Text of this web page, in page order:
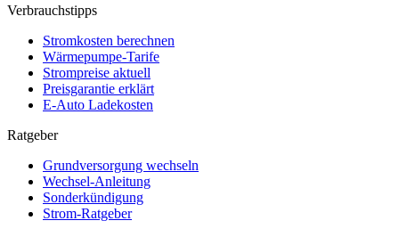
Verbrauchstipps
Stromkosten berechnen
Wärmepumpe-Tarife
Strompreise aktuell
Preisgarantie erklärt
E-Auto Ladekosten
Ratgeber
Grundversorgung wechseln
Wechsel-Anleitung
Sonderkündigung
Strom-Ratgeber